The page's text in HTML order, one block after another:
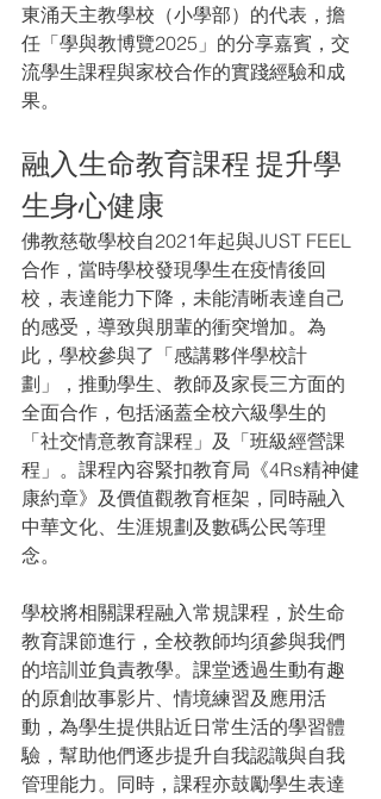
東涌天主教學校（小學部）的代表，擔
任「學與教博覽2025」的分享嘉賓，交
流學生課程與家校合作的實踐經驗和成
果。
融入生命教育課程 提升學
生身心健康
佛教慈敬學校自2021年起與JUST FEEL
合作，當時學校發現學生在疫情後回
校，表達能力下降，未能清晰表達自己
的感受，導致與朋輩的衝突增加。為
此，學校參與了「感講夥伴學校計
劃」，推動學生、教師及家長三方面的
全面合作，包括涵蓋全校六級學生的
「社交情意教育課程」及「班級經營課
程」。課程內容緊扣教育局《4Rs精神健
康約章》及價值觀教育框架，同時融入
中華文化、生涯規劃及數碼公民等理
念。
學校將相關課程融入常規課程，於生命
教育課節進行，全校教師均須參與我們
的培訓並負責教學。課堂透過生動有趣
的原創故事影片、情境練習及應用活
動，為學生提供貼近日常生活的學習體
驗，幫助他們逐步提升自我認識與自我
管理能力。同時，課程亦鼓勵學生表達